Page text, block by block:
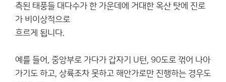
측된 태풍들 대다수가 한 가운데에 거대한 옥산 탓에 진로
가 비이상적으로
흐르게 됩니다.
예를 들어, 중앙부로 가다가 갑자기 U턴, 90도로 꺾어 나아
가기도 하고, 상륙조차 못하고 해안가로만 진행하는 경우도